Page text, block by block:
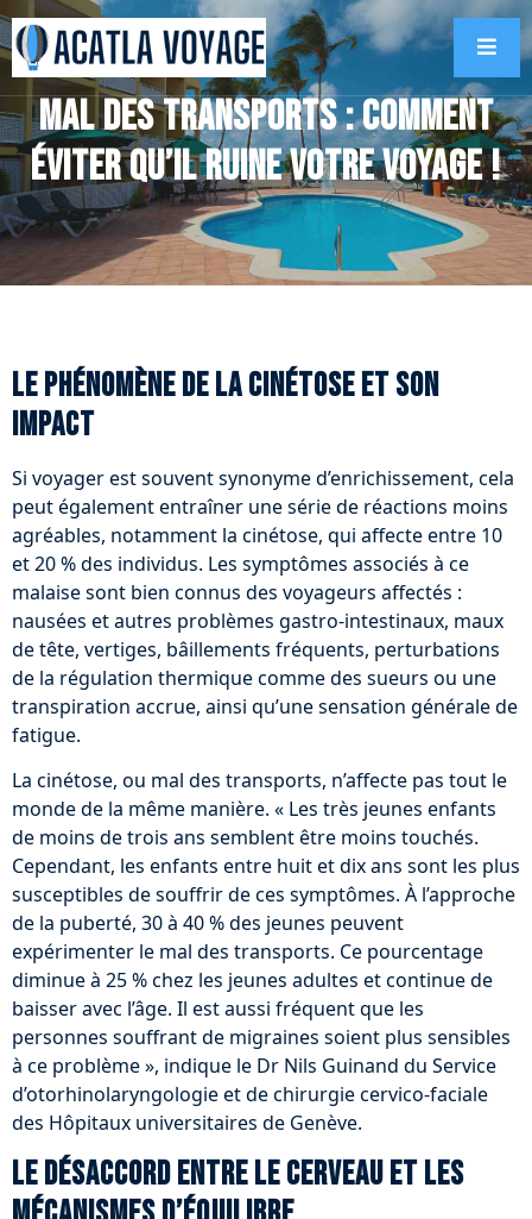
Mal des transports : comment
éviter qu’il ruine votre voyage !
Le phénomène de la cinétose et son
impact
Si voyager est souvent synonyme d’enrichissement, cela
peut également entraîner une série de réactions moins
agréables, notamment la cinétose, qui affecte entre 10
et 20 % des individus. Les symptômes associés à ce
malaise sont bien connus des voyageurs affectés :
nausées et autres problèmes gastro-intestinaux, maux
de tête, vertiges, bâillements fréquents, perturbations
de la régulation thermique comme des sueurs ou une
transpiration accrue, ainsi qu’une sensation générale de
fatigue.
La cinétose, ou mal des transports, n’affecte pas tout le
monde de la même manière. « Les très jeunes enfants
de moins de trois ans semblent être moins touchés.
Cependant, les enfants entre huit et dix ans sont les plus
susceptibles de souffrir de ces symptômes. À l’approche
de la puberté, 30 à 40 % des jeunes peuvent
expérimenter le mal des transports. Ce pourcentage
diminue à 25 % chez les jeunes adultes et continue de
baisser avec l’âge. Il est aussi fréquent que les
personnes souffrant de migraines soient plus sensibles
à ce problème », indique le Dr Nils Guinand du Service
d’otorhinolaryngologie et de chirurgie cervico-faciale
des Hôpitaux universitaires de Genève.
Le désaccord entre le cerveau et les